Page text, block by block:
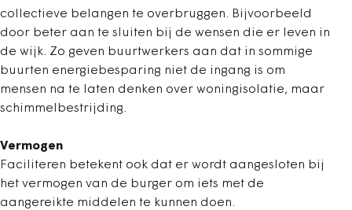
collectieve belangen te overbruggen. Bijvoorbeeld
door beter aan te sluiten bij de wensen die er leven in
de wijk. Zo geven buurtwerkers aan dat in sommige
buurten energiebesparing niet de ingang is om
mensen na te laten denken over woningisolatie, maar
schimmelbestrijding.
Vermogen
Faciliteren betekent ook dat er wordt aangesloten bij
het vermogen van de burger om iets met de
aangereikte middelen te kunnen doen.